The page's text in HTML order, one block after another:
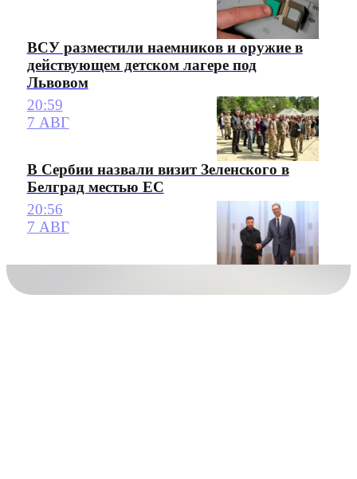
ВСУ разместили наемников и оружие в
действующем детском лагере под
Львовом
20:59
7 АВГ
В Сербии назвали визит Зеленского в
Белград местью ЕС
20:56
7 АВГ